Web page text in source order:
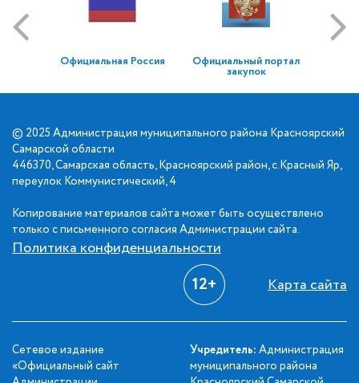
Официальная Россия Официальный портал
закупок
© 2025 Администрация муниципального района Красноярский
Самарской области
446370, Самарская область, Красноярский район, с.Красный Яр,
переулок Коммунистический, 4
Копирование материалов сайта может быть осуществлено
только с письменного согласия Администрации сайта.
Политика конфиденциальности
12+ Карта сайта
Сетевое издание
«Официальный сайт
Учредитель: Администрация
муниципального района